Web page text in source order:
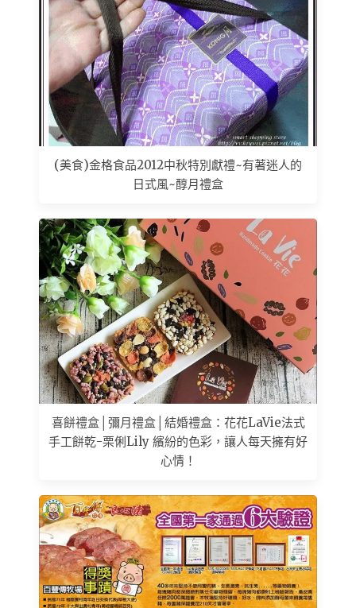
(美食)金格食品2012中秋特別獻禮~有著迷人的
日式風~醇月禮盒
喜餅禮盒│彌月禮盒│結婚禮盒：花花LaVie法式
手工餅乾-栗俐Lily 繽紛的色彩，讓人每天擁有好
心情！